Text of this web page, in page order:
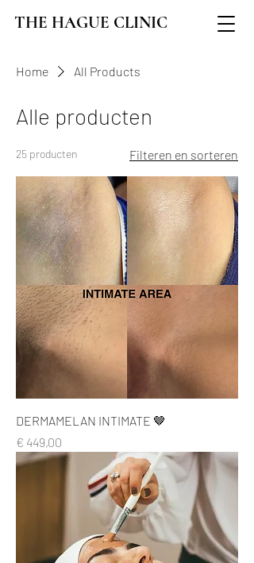
THE HAGUE CLINIC
Home All Products
Alle producten
25 producten Filteren en sorteren
DERMAMELAN INTIMATE 🤎
Prijs
€ 449,00